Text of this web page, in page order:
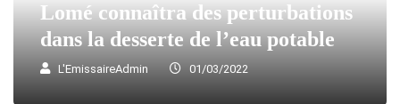
Lomé connaîtra des perturbations
dans la desserte de l’eau potable
L'EmissaireAdmin 01/03/2022